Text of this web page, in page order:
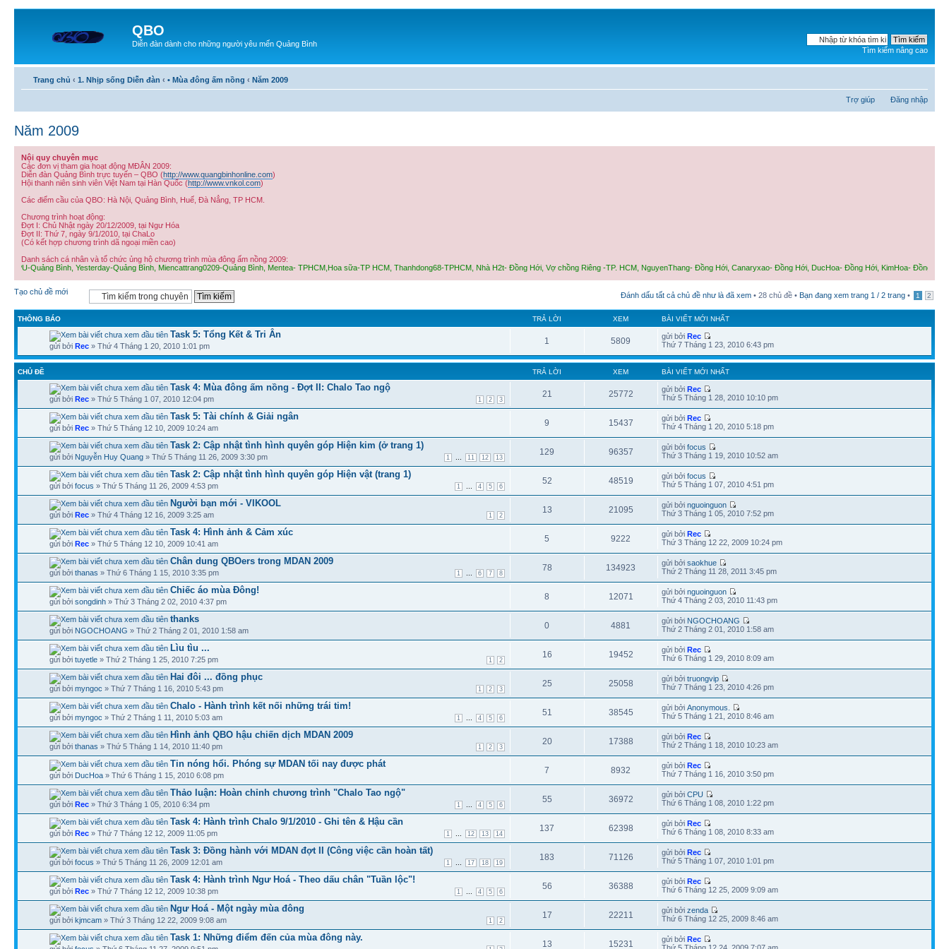
QBO
Diễn đàn dành cho những người yêu mến Quảng Bình
Tìm kiếm nâng cao
Trang chủ ‹ 1. Nhịp sống Diễn đàn ‹ • Mùa đông ấm nồng ‹ Năm 2009
Trợ giúp Đăng nhập
Năm 2009
Nội quy chuyên mục
Các đơn vị tham gia hoạt động MĐÂN 2009:
Diễn đàn Quảng Bình trực tuyến – QBO (http://www.quangbinhonline.com)
Hội thanh niên sinh viên Việt Nam tại Hàn Quốc (http://www.vnkol.com)
Các điểm cầu của QBO: Hà Nội, Quảng Bình, Huế, Đà Nẳng, TP HCM.
Chương trình hoạt động:
Đợt I: Chủ Nhật ngày 20/12/2009, tại Ngư Hóa
Đợt II: Thứ 7, ngày 9/1/2010, tại ChaLo
(Có kết hợp chương trình dã ngoại miền cao)
Danh sách cá nhân và tổ chức ủng hộ chương trình mùa đông ấm nồng 2009:
CPU-Quảng Bình, Yesterday-Quảng Bình, Miencattrang0209-Quảng Bình, Mentea- TPHCM,Hoa sữa-TP HCM, Thanhdong68-TPHCM, Nhà H2t- Đồng Hới, Vợ chồng Riêng -TP. HCM, NguyenThang- Đồng Hới, Canaryxao- Đồng Hới, DucHoa- Đồng Hới, KimHoa-
Tạo chủ đề mới Đánh dấu tất cả chủ đề như là đã xem • 28 chủ đề • Bạn đang xem trang 1 / 2 trang • 1 2
THÔNG BÁO TRẢ LỜI XEM BÀI VIẾT MỚI NHẤT
Task 5: Tổng Kết & Tri Ân
gửi bởi Rec » Thứ 4 Tháng 1 20, 2010 1:01 pm 1 5809 gửi bởiRec
Thứ 7 Tháng 1 23, 2010 6:43 pm
CHỦ ĐỀ TRẢ LỜI XEM BÀI VIẾT MỚI NHẤT
Task 4: Mùa đông ấm nồng - Đợt II: Chalo Tao ngộ
1 2 3
gửi bởi Rec » Thứ 5 Tháng 1 07, 2010 12:04 pm 21 25772 gửi bởiRec
Thứ 5 Tháng 1 28, 2010 10:10 pm
Task 5: Tài chính & Giải ngân
gửi bởi Rec » Thứ 5 Tháng 12 10, 2009 10:24 am 9 15437 gửi bởiRec
Thứ 4 Tháng 1 20, 2010 5:18 pm
Task 2: Cập nhật tình hình quyên góp Hiện kim (ở trang 1)
1 11 12 13
gửi bởi Nguyễn Huy Quang » Thứ 5 Tháng 11 26, 2009 3:30 pm 129 96357 gửi bởifocus
Thứ 3 Tháng 1 19, 2010 10:52 am
Task 2: Cập nhật tình hình quyên góp Hiện vật (trang 1)
1 4 5 6
gửi bởi focus » Thứ 5 Tháng 11 26, 2009 4:53 pm 52 48519 gửi bởifocus
Thứ 5 Tháng 1 07, 2010 4:51 pm
Người bạn mới - VIKOOL
1 2
gửi bởi Rec » Thứ 4 Tháng 12 16, 2009 3:25 am 13 21095 gửi bởinguoinguon
Thứ 3 Tháng 1 05, 2010 7:52 pm
Task 4: Hình ảnh & Cảm xúc
gửi bởi Rec » Thứ 5 Tháng 12 10, 2009 10:41 am 5 9222 gửi bởiRec
Thứ 3 Tháng 12 22, 2009 10:24 pm
Chân dung QBOers trong MDAN 2009
1 6 7 8
gửi bởi thanas » Thứ 6 Tháng 1 15, 2010 3:35 pm 78 134923 gửi bởisaokhue
Thứ 2 Tháng 11 28, 2011 3:45 pm
Chiếc áo mùa Đông!
gửi bởi songdinh » Thứ 3 Tháng 2 02, 2010 4:37 pm 8 12071 gửi bởinguoinguon
Thứ 4 Tháng 2 03, 2010 11:43 pm
thanks
gửi bởi NGOCHOANG » Thứ 2 Tháng 2 01, 2010 1:58 am 0 4881 gửi bởi NGOCHOANG
Thứ 2 Tháng 2 01, 2010 1:58 am
Lìu tìu ...
1 2
gửi bởi tuyetle » Thứ 2 Tháng 1 25, 2010 7:25 pm 16 19452 gửi bởiRec
Thứ 6 Tháng 1 29, 2010 8:09 am
Hai đôi ... đồng phục
1 2 3
gửi bởi myngoc » Thứ 7 Tháng 1 16, 2010 5:43 pm 25 25058 gửi bởitruongvip
Thứ 7 Tháng 1 23, 2010 4:26 pm
Chalo - Hành trình kết nối những trái tim!
1 4 5 6
gửi bởi myngoc » Thứ 2 Tháng 1 11, 2010 5:03 am 51 38545 gửi bởiAnonymous.
Thứ 5 Tháng 1 21, 2010 8:46 am
Hình ảnh QBO hậu chiến dịch MDAN 2009
1 2 3
gửi bởi thanas » Thứ 5 Tháng 1 14, 2010 11:40 pm 20 17388 gửi bởiRec
Thứ 2 Tháng 1 18, 2010 10:23 am
Tin nóng hổi. Phóng sự MDAN tối nay được phát
gửi bởi DucHoa » Thứ 6 Tháng 1 15, 2010 6:08 pm 7 8932 gửi bởiRec
Thứ 7 Tháng 1 16, 2010 3:50 pm
Thảo luận: Hoàn chỉnh chương trình "Chalo Tao ngộ"
1 4 5 6
gửi bởi Rec » Thứ 3 Tháng 1 05, 2010 6:34 pm 55 36972 gửi bởiCPU
Thứ 6 Tháng 1 08, 2010 1:22 pm
Task 4: Hành trình Chalo 9/1/2010 - Ghi tên & Hậu cần
1 12 13 14
gửi bởi Rec » Thứ 7 Tháng 12 12, 2009 11:05 pm 137 62398 gửi bởiRec
Thứ 6 Tháng 1 08, 2010 8:33 am
Task 3: Đồng hành với MDAN đợt II (Công việc cần hoàn tất)
1 17 18 19
gửi bởi focus » Thứ 5 Tháng 11 26, 2009 12:01 am 183 71126 gửi bởiRec
Thứ 5 Tháng 1 07, 2010 1:01 pm
Task 4: Hành trình Ngư Hoá - Theo dấu chân "Tuần lộc"!
1 4 5 6
gửi bởi Rec » Thứ 7 Tháng 12 12, 2009 10:38 pm 56 36388 gửi bởiRec
Thứ 6 Tháng 12 25, 2009 9:09 am
Ngư Hoá - Một ngày mùa đông
1 2
gửi bởi kjmcam » Thứ 3 Tháng 12 22, 2009 9:08 am 17 22211 gửi bởizenda
Thứ 6 Tháng 12 25, 2009 8:46 am
Task 1: Những điểm đến của mùa đông này.
13 15231 gửi bởiRec
Thứ 5 Tháng 12 24, 2009 7:07 am